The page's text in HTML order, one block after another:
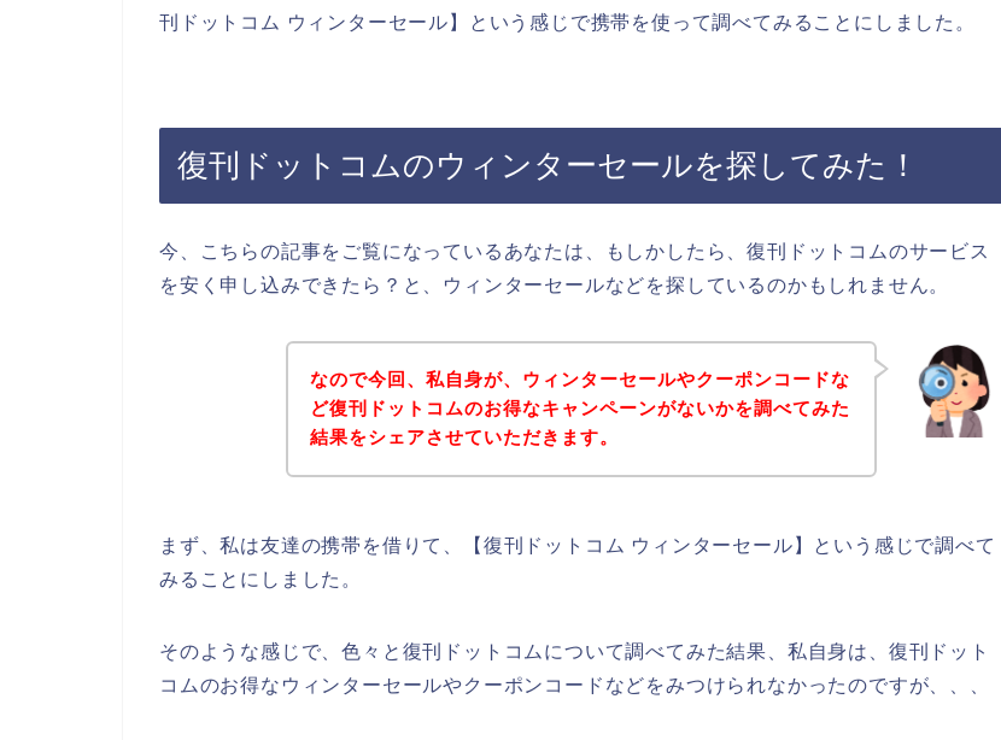
刊ドットコム ウィンターセール】という感じで携帯を使って調べてみることにしました。
復刊ドットコムのウィンターセールを探してみた！
今、こちらの記事をご覧になっているあなたは、もしかしたら、復刊ドットコムのサービス
を安く申し込みできたら？と、ウィンターセールなどを探しているのかもしれません。
なので今回、私自身が、ウィンターセールやクーポンコードな
ど復刊ドットコムのお得なキャンペーンがないかを調べてみた
結果をシェアさせていただきます。
まず、私は友達の携帯を借りて、【復刊ドットコム ウィンターセール】という感じで調べて
みることにしました。
そのような感じで、色々と復刊ドットコムについて調べてみた結果、私自身は、復刊ドット
コムのお得なウィンターセールやクーポンコードなどをみつけられなかったのですが、、、